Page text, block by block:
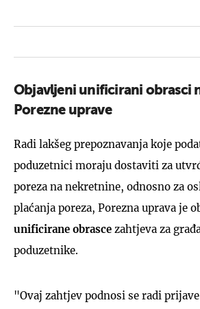
Objavljeni unificirani obrasci
Porezne uprave
Radi lakšeg prepoznavanja koje
poduzetnici moraju dostaviti za
poreza na nekretnine, odnosno za
plaćanja poreza, Porezna uprava je
unificirane ​obrasce zahtjeva za
poduzetnike.​
"Ovaj zahtjev podnosi se radi